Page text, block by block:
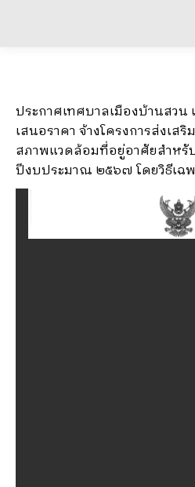
ประกาศเทศบาลเมืองบ้านสวน
เสนอราคา จ้างโครงการส่งเ
สภาพแวดล้อมที่อยู่อาศัยสำหรั
ปีงบประมาณ ๒๕๖๗ โดยวิธีเฉพ